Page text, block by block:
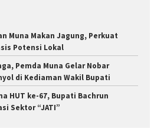
Muna Makan Jagung, Perkuat
Potensi Lokal
Pemda Muna Gelar Nobar
di Kediaman Wakil Bupati
HUT ke-67, Bupati Bachrun
Sektor “JATI”